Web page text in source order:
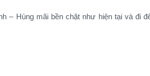
– Hùng mãi bền chặt như hiện tại và đi